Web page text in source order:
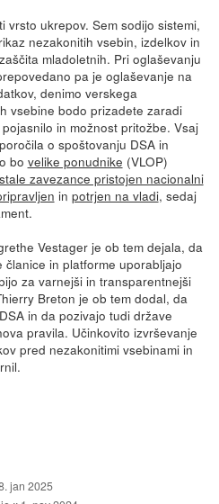
vrsto ukrepov. Sem sodijo sistemi,
nezakonitih vsebin, izdelkov in
mladoletnih. Pri oglaševanju
pa je oglaševanje na
denimo verskega
vsebine bodo prizadete zaradi
in možnost pritožbe. Vsaj
o spoštovanju DSA in
bo velike ponudnike (VLOP)
zavezance pristojen nacionalni
in potrjen na vladi, sedaj
Vestager je ob tem dejala, da
in platforme uporabljajo
za varnejši in transparentnejši
Breton je ob tem dodal, da
in da pozivajo tudi države
pravila. Učinkovito izvrševanje
pred nezakonitimi vsebinami in
jan 2025